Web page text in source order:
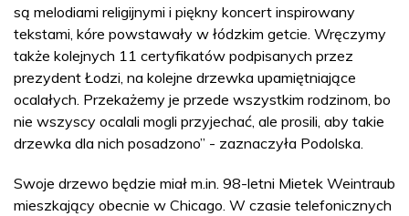
są melodiami religijnymi i piękny koncert inspirowany
tekstami, kóre powstawały w łódzkim getcie. Wręczymy
także kolejnych 11 certyfikatów podpisanych przez
prezydent Łodzi, na kolejne drzewka upamiętniające
ocalałych. Przekażemy je przede wszystkim rodzinom, bo
nie wszyscy ocalali mogli przyjechać, ale prosili, aby takie
drzewka dla nich posadzono” - zaznaczyła Podolska.
Swoje drzewo będzie miał m.in. 98-letni Mietek Weintraub
mieszkający obecnie w Chicago. W czasie telefonicznych